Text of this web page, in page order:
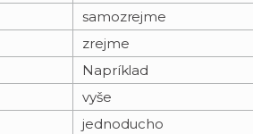
samozrejme
zrejme
Napríklad
vyše
jednoducho